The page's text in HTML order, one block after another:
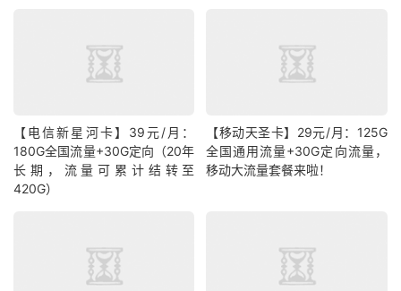
【电信新星河卡】39元/月：
180G全国流量+30G定向（20年
长期，流量可累计结转至
420G）
【移动天圣卡】29元/月：125G
全国通用流量+30G定向流量，
移动大流量套餐来啦！